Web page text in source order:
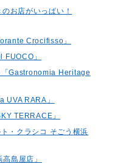
お店がいっぱい！
Crocifisso」
FUOCO」
「Gastronomia Heritage
UVA RARA」
TERRACE」
・クラシコ そごう横浜
島屋店」